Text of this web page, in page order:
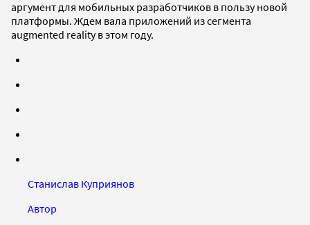
аргумент для мобильных разработчиков в пользу новой
платформы. Ждем вала приложений из сегмента
augmented reality в этом году.
Станислав Куприянов
Автор